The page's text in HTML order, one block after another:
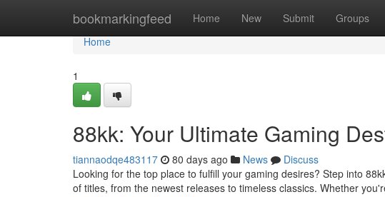
bookmarkingfeed Home New Submit Groups
Home
Home
1
88kk: Your Ultimate Gaming
tiannaodqe483117 80 days ago News
Discuss
Looking for the top place to fulfill your gaming desires? Step into
of titles, from the newest releases to timeless classics. Whether